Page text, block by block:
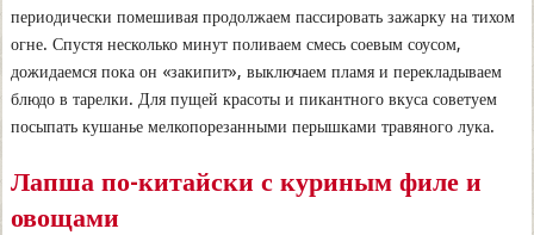
периодически помешивая продолжаем пассировать зажарку на тихом
огне. Спустя несколько минут поливаем смесь соевым соусом,
дожидаемся пока он «закипит», выключаем пламя и перекладываем
блюдо в тарелки. Для пущей красоты и пикантного вкуса советуем
посыпать кушанье мелкопорезанными перышками травяного лука.
Лапша по-китайски с куриным филе и
овощами